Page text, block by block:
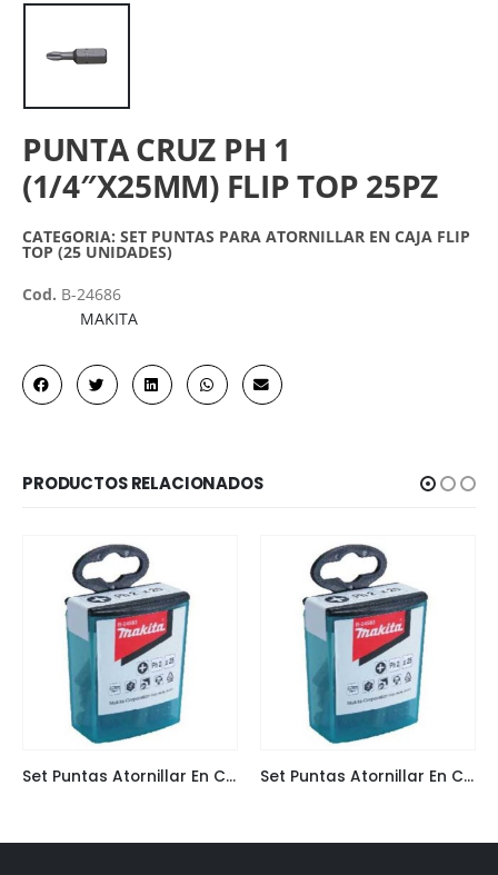
PUNTA CRUZ PH 1
(1/4″X25MM) FLIP TOP 25PZ
CATEGORIA: SET PUNTAS PARA ATORNILLAR EN CAJA FLIP
TOP (25 UNIDADES)
Cod. B-24686
MAKITA
PRODUCTOS RELACIONADOS
Set Puntas Atornillar En Caja Flip Top Case (25Pcs./Set), S2 T 15-25Mm Set Puntas Atornillar En Caja Flip Top (25Pcs./Set), S2 T 30-25Mm